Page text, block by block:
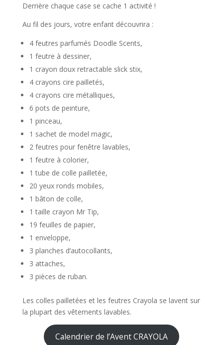
Derrière chaque case se cache 1 activité !
Au fil des jours, votre enfant découvrira :
4 feutres parfumés Doodle Scents,
1 feutre à dessiner,
1 crayon doux retractable slick stix,
4 crayons cire pailletés,
4 crayons cire métalliques,
6 pots de peinture,
1 pinceau,
1 sachet de model magic,
2 feutres pour fenêtre lavables,
1 feutre à colorier,
1 tube de colle pailletée,
20 yeux ronds mobiles,
1 bâton de colle,
1 taille crayon Mr Tip,
19 feuilles de papier,
1 enveloppe,
3 planches d’autocollants,
3 attaches,
3 pièces de ruban.
Les colles pailletées et les feutres Crayola se lavent sur
la plupart des vêtements lavables.
Calendrier de l’Avent CRAYOLA